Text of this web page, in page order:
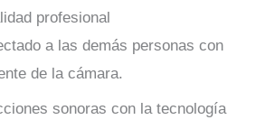
profesional
a las demás personas con
de la cámara.
sonoras con la tecnología